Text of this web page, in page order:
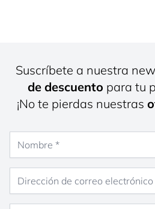
Suscríbete a nuestra
de descuento para tu
¡No te pierdas nuestras